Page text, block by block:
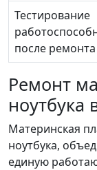
Тестирование
после ремонта
Ремонт
ноутбука
Материнская
ноутбука,
единую